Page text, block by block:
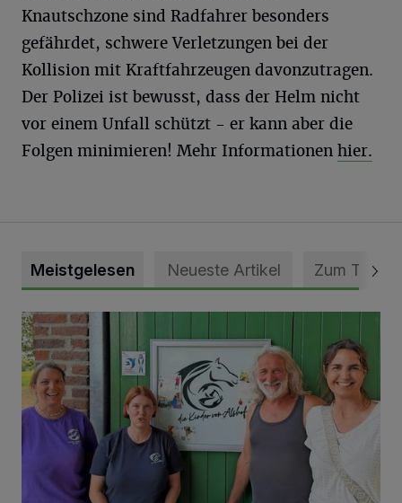
Knautschzone sind Radfahrer besonders
gefährdet, schwere Verletzungen bei der
Kollision mit Kraftfahrzeugen davonzutragen.
Der Polizei ist bewusst, dass der Helm nicht
vor einem Unfall schützt - er kann aber die
Folgen minimieren! Mehr Informationen hier.
Meistgelesen Neueste Artikel Zum Thema
Vorbildlicher Einsatz für den Artenschutz gewürdigt